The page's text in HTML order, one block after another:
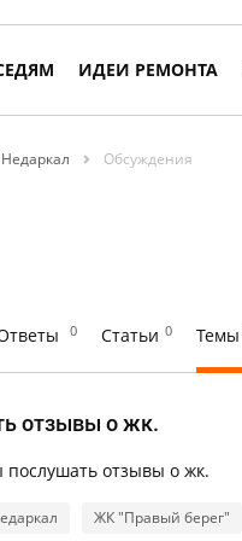
ИДЕИ РЕМОНТА
Недаркал Обсуждения
0 Статьи 0 Темы
отзывы о жк.
отзывы о жк.
ЖК "Правый берег"